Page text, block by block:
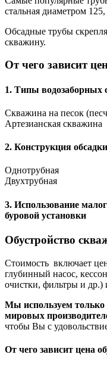
стальная диаметром
Обсадные трубы
скважину.
От чего зависит
1. Типы водозаборных
Скважина на песок
Артезианская скважина
2. Конструкция
Однотрубная
Двухтрубная
3. Использование
буровой установки
Обустройство
Стоимость включает
глубинный насос,
очистки, фильтры и др.)
Мы используем только
мировых
чтобы Вы с
От чего зависит цена